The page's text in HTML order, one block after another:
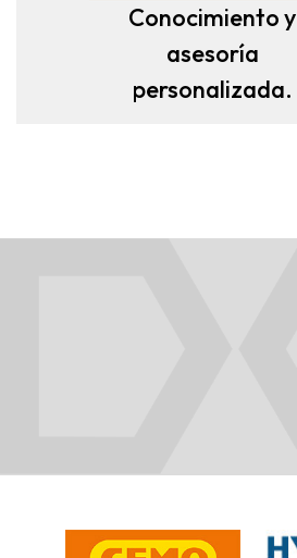
Conocimiento y
asesoría
personalizada.